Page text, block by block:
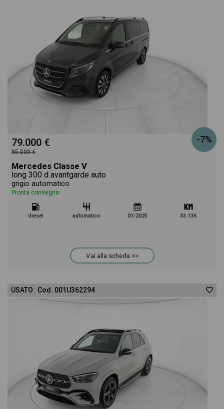
-7%
79.000 €
85.000 €
Mercedes Classe V
long 300 d avantgarde auto
grigio automatico
Pronta consegna
diesel automatico 01/2025 33.136
Vai alla scheda >>
USATO Cod. 001U362294